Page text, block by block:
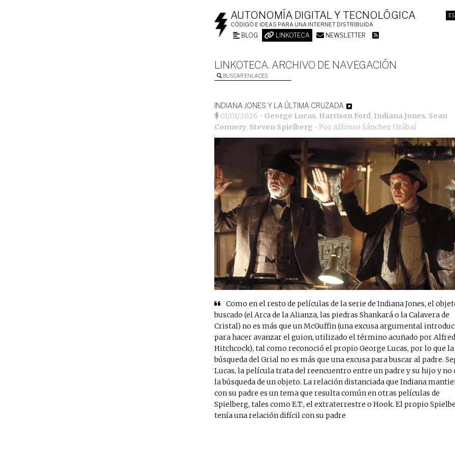
ES
AUTONOMÍA DIGITAL Y TECNOLÓGICA
CÓDIGO E IDEAS PARA UNA INTERNET DISTRIBUIDA
BLOG LINKOTECA NEWSLETTER
LINKOTECA. ARCHIVO DE NAVEGACIÓN
BUSCAR ENLACES
INDIANA JONES Y LA ÚLTIMA CRUZADA
01/01/2026 • George Lucas, Harrison Ford, Indiana Jones, Sean
Connery, Steven Spielberg • Por Alfonso Sánchez Uzábal
Como en el resto de películas de la serie de Indiana Jones, el
buscado (el Arca de la Alianza, las piedras Shankará o la Calavera de
Cristal) no es más que un McGuffin (una excusa argumental
para hacer avanzar el guion, utilizado el término acuñado por Alfred
Hitchcock), tal como reconoció el propio George Lucas,​ por lo que la
búsqueda del Grial no es más que una excusa para buscar al padre.
Lucas, la película trata del reencuentro entre un padre y su hijo y no
la búsqueda de un objeto.​ La relación distanciada que Indiana
con su padre es un tema que resulta común en otras películas de
Spielberg, tales como E.T., el extraterrestre o Hook.​ El propio
tenía una relación difícil con su padre